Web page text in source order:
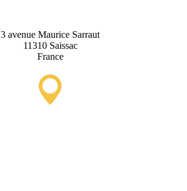
3 avenue Maurice Sarraut
11310 Saissac
France